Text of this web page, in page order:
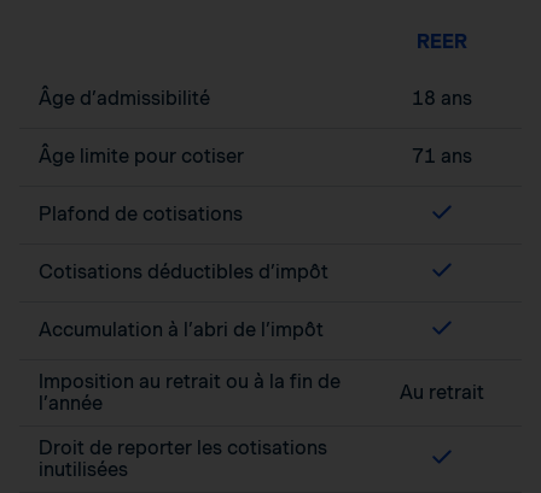
REER
Âge d’admissibilité 18 ans
Âge limite pour cotiser 71 ans
Plafond de cotisations
Cotisations déductibles d’impôt
Accumulation à l’abri de l’impôt
Imposition au retrait ou à la fin de
l’année
Au retrait
Droit de reporter les cotisations
inutilisées